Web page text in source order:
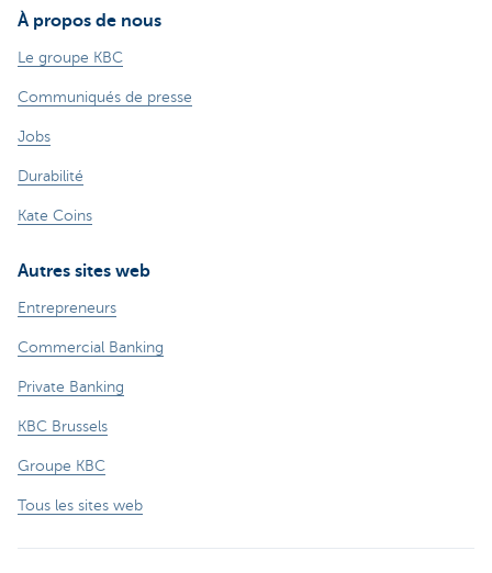
À propos de nous
Le groupe KBC
Communiqués de presse
Jobs
Durabilité
Kate Coins
Autres sites web
Entrepreneurs
Commercial Banking
Private Banking
KBC Brussels
Groupe KBC
Tous les sites web